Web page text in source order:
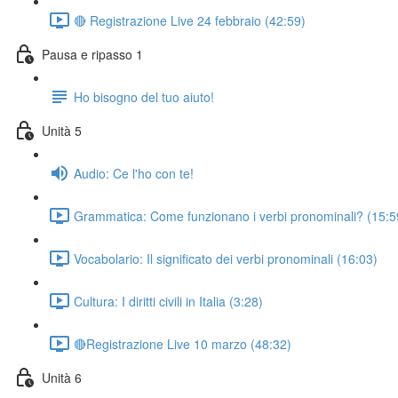
🔴 Registrazione Live 24 febbraio (42:59)
Pausa e ripasso 1
Ho bisogno del tuo aiuto!
Unità 5
Audio: Ce l'ho con te!
Grammatica: Come funzionano i verbi pronominali?
Vocabolario: Il significato dei verbi pronominali (16:03)
Cultura: I diritti civili in Italia (3:28)
🔴Registrazione Live 10 marzo (48:32)
Unità 6